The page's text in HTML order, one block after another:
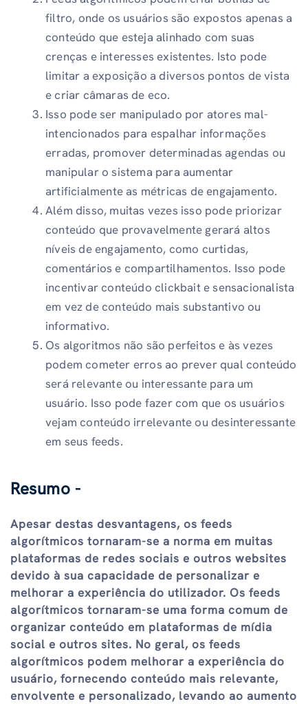
filtro, onde os usuários são expostos apenas a
conteúdo que esteja alinhado com suas
crenças e interesses existentes. Isto pode
limitar a exposição a diversos pontos de vista
e criar câmaras de eco.
Isso pode ser manipulado por atores mal-
intencionados para espalhar informações
erradas, promover determinadas agendas ou
manipular o sistema para aumentar
artificialmente as métricas de engajamento.
Além disso, muitas vezes isso pode priorizar
conteúdo que provavelmente gerará altos
níveis de engajamento, como curtidas,
comentários e compartilhamentos. Isso pode
incentivar conteúdo clickbait e sensacionalista
em vez de conteúdo mais substantivo ou
informativo.
Os algoritmos não são perfeitos e às vezes
podem cometer erros ao prever qual conteúdo
será relevante ou interessante para um
usuário. Isso pode fazer com que os usuários
vejam conteúdo irrelevante ou desinteressante
em seus feeds.
Resumo -
Apesar destas desvantagens, os feeds
algorítmicos tornaram-se a norma em muitas
plataformas de redes sociais e outros websites
devido à sua capacidade de personalizar e
melhorar a experiência do utilizador. Os feeds
algorítmicos tornaram-se uma forma comum de
organizar conteúdo em plataformas de mídia
social e outros sites. No geral, os feeds
algorítmicos podem melhorar a experiência do
usuário, fornecendo conteúdo mais relevante,
envolvente e personalizado, levando ao aumento